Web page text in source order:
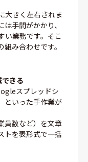
大きく左右されま
手間がかかり、
い業務です。そこ
み合わせです。
きる
スプレッドシ
といった手作業が
員数など）を文章
トを表形式で一括